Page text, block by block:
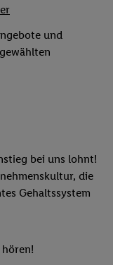
und
bei uns lohnt!
die
Gehaltssystem